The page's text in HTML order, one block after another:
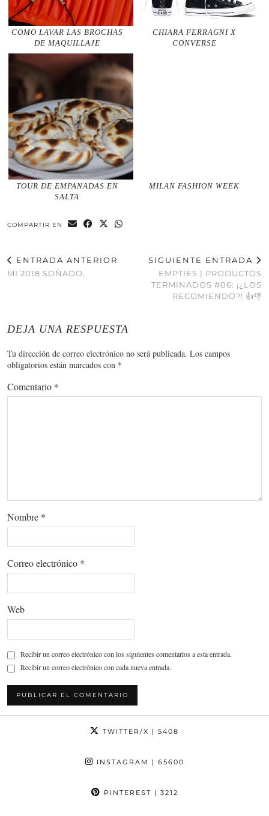
COMO LAVAR LAS BROCHAS
DE MAQUILLAJE
CHIARA FERRAGNI X
CONVERSE
TOUR DE EMPANADAS EN
SALTA
MILAN FASHION WEEK
COMPARTIR EN
ENTRADA ANTERIOR
MI 2018 SOÑADO.
SIGUIENTE ENTRADA
EMPTIES | PRODUCTOS
TERMINADOS #06: ¡¿LOS
RECOMIENDO?! 👍👎
DEJA UNA RESPUESTA
Tu dirección de correo electrónico no será publicada. Los campos
obligatorios están marcados con *
Comentario *
Nombre *
Correo electrónico *
Web
Recibir un correo electrónico con los siguientes comentarios a esta entrada.
Recibir un correo electrónico con cada nueva entrada.
TWITTER/X | 5408
INSTAGRAM | 65600
PINTEREST | 3212